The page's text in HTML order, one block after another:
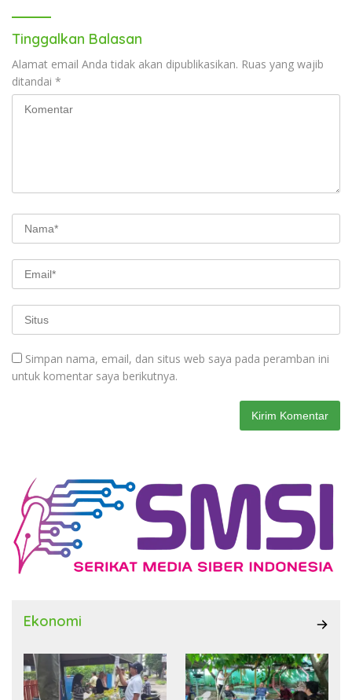
Tinggalkan Balasan
Alamat email Anda tidak akan dipublikasikan. Ruas yang wajib
ditandai *
Simpan nama, email, dan situs web saya pada peramban ini
untuk komentar saya berikutnya.
Ekonomi